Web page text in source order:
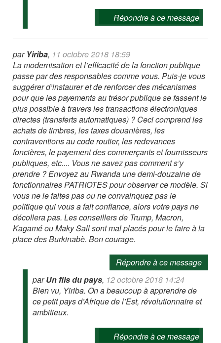
Répondre à ce message
par Yiriba, 11 octobre 2018 18:59
La modernisation et l’efficacité de la fonction publique
passe par des responsables comme vous. Puis-je vous
suggérer d’instaurer et de renforcer des mécanismes
pour que les payements au trésor publique se fassent le
plus possible à travers les transactions électroniques
directes (transferts automatiques) ? Ceci comprend les
achats de timbres, les taxes douanières, les
contraventions au code routier, les redevances
foncières, le payement des commerçants et fournisseurs
publiques, etc.... Vous ne savez pas comment s’y
prendre ? Envoyez au Rwanda une demi-douzaine de
fonctionnaires PATRIOTES pour observer ce modèle. Si
vous ne le faites pas ou ne convainquez pas le
politique qui vous a fait confiance, alors votre pays ne
décollera pas. Les conseillers de Trump, Macron,
Kagamé ou Maky Sall sont mal placés pour le faire à la
place des Burkinabè. Bon courage.
Répondre à ce message
parUn fils du pays, 12 octobre 2018 14:24
Bien vu, Yiriba. On a beaucoup à apprendre de
ce petit pays d’Afrique de l’Est, révolutionnaire et
ambitieux.
Répondre à ce message